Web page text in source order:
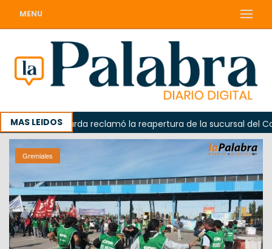
MENU
MAS LEIDOS
Odarda reclamó la reapertura de la sucursal del Correo
Gremiales